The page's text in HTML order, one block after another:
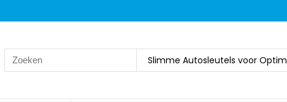
Search
for:
Slimme Autosleutels voor